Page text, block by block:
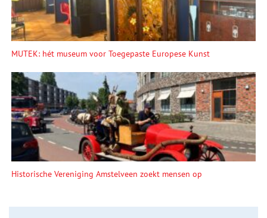
MUTEK: hét museum voor Toegepaste Europese Kunst
Historische Vereniging Amstelveen zoekt mensen op